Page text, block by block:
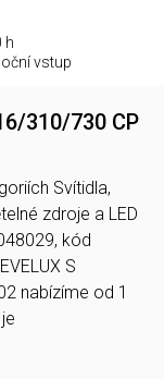
h
vstup
310/730 CP
Svítidla,
zdroje a LED
kód
S
nabízíme od 1